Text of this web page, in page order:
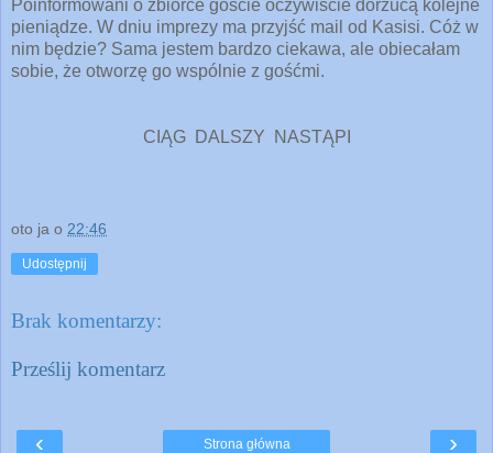
Poinformowani o zbiórce goście oczywiście dorzucą kolejne
pieniądze. W dniu imprezy ma przyjść mail od Kasisi. Cóż w
nim będzie? Sama jestem bardzo ciekawa, ale obiecałam
sobie, że otworzę go wspólnie z gośćmi.
CIĄG DALSZY NASTĄPI
oto ja o 22:46
Udostępnij
Brak komentarzy:
Prześlij komentarz
‹ ›
Strona główna